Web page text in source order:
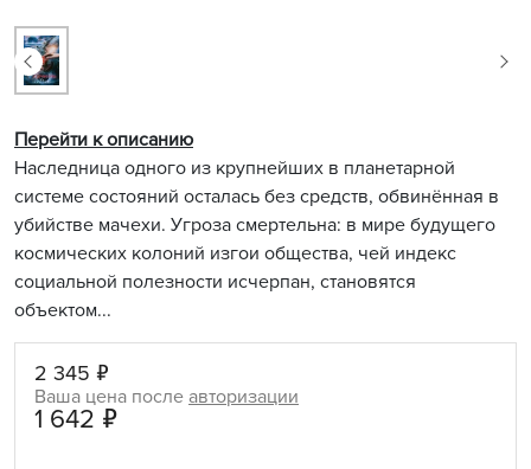
Наследница одного из крупнейших в планетарной
системе состояний осталась без средств, обвинённая в
убийстве мачехи. Угроза смертельна: в мире будущего
космических колоний изгои общества, чей индекс
социальной полезности исчерпан, становятся
объектом...
Перейти к описанию
2 345 ₽
Ваша цена после авторизации
1 642 ₽